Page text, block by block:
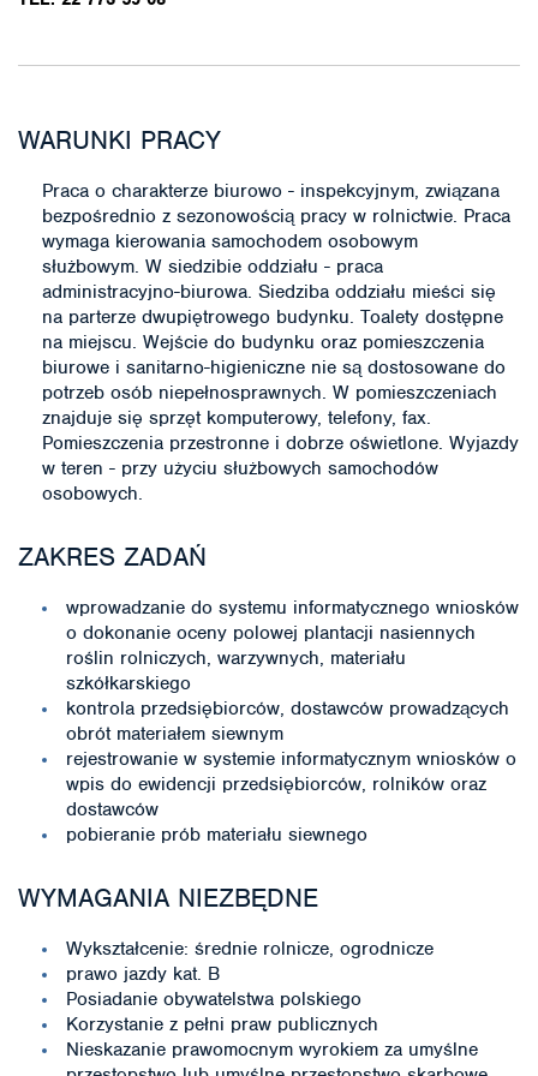
WARUNKI PRACY
Praca o charakterze biurowo - inspekcyjnym, związana
bezpośrednio z sezonowością pracy w rolnictwie. Praca
wymaga kierowania samochodem osobowym
służbowym. W siedzibie oddziału - praca
administracyjno-biurowa. Siedziba oddziału mieści się
na parterze dwupiętrowego budynku. Toalety dostępne
na miejscu. Wejście do budynku oraz pomieszczenia
biurowe i sanitarno-higieniczne nie są dostosowane do
potrzeb osób niepełnosprawnych. W pomieszczeniach
znajduje się sprzęt komputerowy, telefony, fax.
Pomieszczenia przestronne i dobrze oświetlone. Wyjazdy
w teren - przy użyciu służbowych samochodów
osobowych.
ZAKRES ZADAŃ
wprowadzanie do systemu informatycznego wniosków
o dokonanie oceny polowej plantacji nasiennych
roślin rolniczych, warzywnych, materiału
szkółkarskiego
kontrola przedsiębiorców, dostawców prowadzących
obrót materiałem siewnym
rejestrowanie w systemie informatycznym wniosków o
wpis do ewidencji przedsiębiorców, rolników oraz
dostawców
pobieranie prób materiału siewnego
WYMAGANIA NIEZBĘDNE
Wykształcenie: średnie rolnicze, ogrodnicze
prawo jazdy kat. B
Posiadanie obywatelstwa polskiego
Korzystanie z pełni praw publicznych
Nieskazanie prawomocnym wyrokiem za umyślne